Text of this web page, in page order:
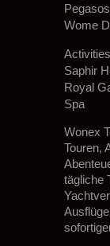
Wome
Saphir
Royal
Spa
Wonex
Touren,
tägliche